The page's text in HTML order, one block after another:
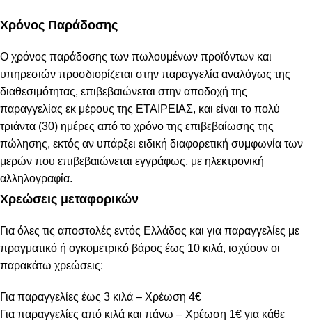
Χρόνος Παράδοσης
Ο χρόνος παράδοσης των πωλουμένων προϊόντων και
υπηρεσιών προσδιορίζεται στην παραγγελία αναλόγως της
διαθεσιμότητας, επιβεβαιώνεται στην αποδοχή της
παραγγελίας εκ μέρους της ΕΤΑΙΡΕΙΑΣ, και είναι το πολύ
τριάντα (30) ημέρες από το χρόνο της επιβεβαίωσης της
πώλησης, εκτός αν υπάρξει ειδική διαφορετική συμφωνία των
μερών που επιβεβαιώνεται εγγράφως, με ηλεκτρονική
αλληλογραφία.
Χρεώσεις μεταφορικών
Για όλες τις αποστολές εντός Ελλάδος και για παραγγελίες με
πραγματικό ή ογκομετρικό βάρος έως 10 κιλά, ισχύουν οι
παρακάτω χρεώσεις:
Για παραγγελίες έως 3 κιλά – Χρέωση 4€
Για παραγγελίες από κιλά και πάνω – Χρέωση 1€ για κάθε